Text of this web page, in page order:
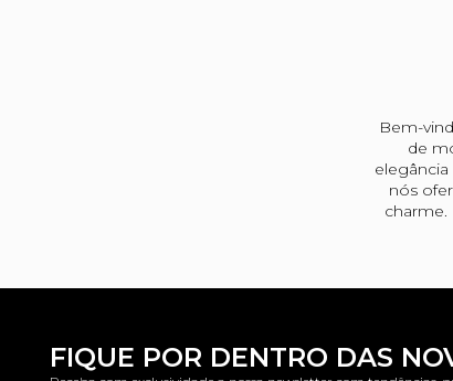
Bem-
de
nós
charme.
FIQUE POR DENTRO DAS